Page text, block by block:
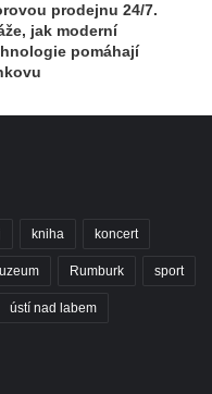
prodejnu 24/7.
jak moderní
pomáhají
kniha koncert
Rumburk sport
ústí nad labem